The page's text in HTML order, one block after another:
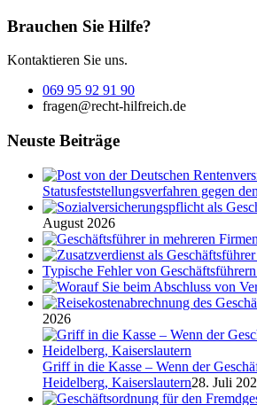
Brauchen Sie Hilfe?
Kontaktieren Sie uns.
069 95 92 91 90
fragen@recht-hilfreich.de
Neuste Beiträge
Statusfeststellungsverfahren gegen
August 2026
Typische Fehler von
2026
Griff in die Kasse – Wenn der
Heidelberg, Kaiserslautern28. Juli